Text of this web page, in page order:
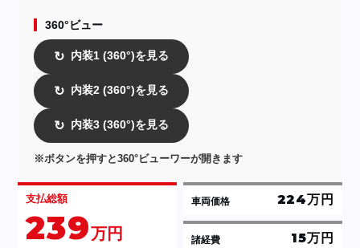
360°ビュー
↻ 内装1 (360°)を見る
↻ 内装2 (360°)を見る
↻ 内装3 (360°)を見る
※ボタンを押すと360°ビューワーが開きます
支払総額
239万円 諸経費 15万円
車両価格 224万円